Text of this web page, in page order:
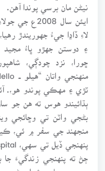
نيڻن مان برسي پوندا آهن.
ايئن سال
لاءِ ڏاڍا جيءُ جهوريندڙ
۽ دوستن جهڙو ڀاءُ مجيد
ڇورا، نزد چودڳي،
ٽڙي ۽ مهڪي پوندو هو،.
ٻڌائيندو هوس ته هن جو
بڻجي واٽن تي وڇائجي
منجهند جي سفر ۾ ئي،
ڄڻ ته پنهنجي زندگيءَ جا
بيرحم بيماري شعلو